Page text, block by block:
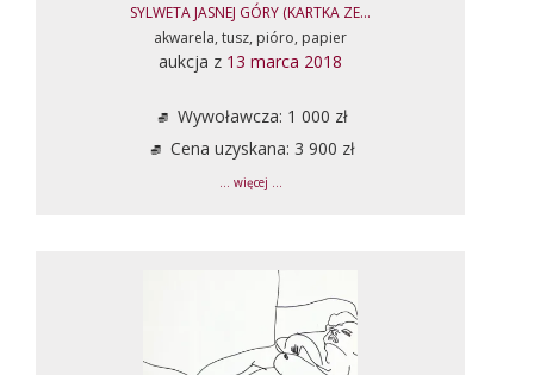
SYLWETA JASNEJ GÓRY (KARTKA ZE...
akwarela, tusz, pióro, papier
aukcja z 13 marca 2018
Wywoławcza: 1 000 zł
Cena uzyskana: 3 900 zł
... więcej ...